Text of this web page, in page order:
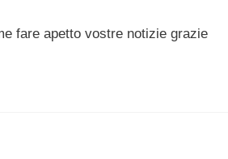
fare apetto vostre notizie grazie